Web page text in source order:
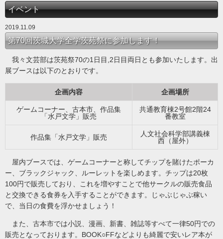
イベント
2019.11.09
第70回茨城大学全学茨苑祭に参加します！
我々文芸部は茨苑祭70の1日目,2日目両日とも参加いたします。出
展ブースは以下のとおりです。
企画内容 企画場所
ゲームコーナー、古本市、作品集
「水戸文学」販売
共通教育棟2号館2階24
番教室
作品集「水戸文学」販売
人文社会科学部講義棟
西（屋外）
屋内ブースでは、ゲームコーナーと称してチップを賭けたポーカ
ー、ブラックジャック、ルーレットを楽しめます。チップは20枚
100円で販売しており、これを増やすことで他サークルの販売食品
と交換できる食券を入手することができます。じゃぶじゃぶ稼い
で、当日の食費を浮かせましょう！
また、古本市では小説、漫画、新書、雑誌等すべて一律50円での
販売となっております。BOOK○FFなどよりも綺麗で安いレア本が